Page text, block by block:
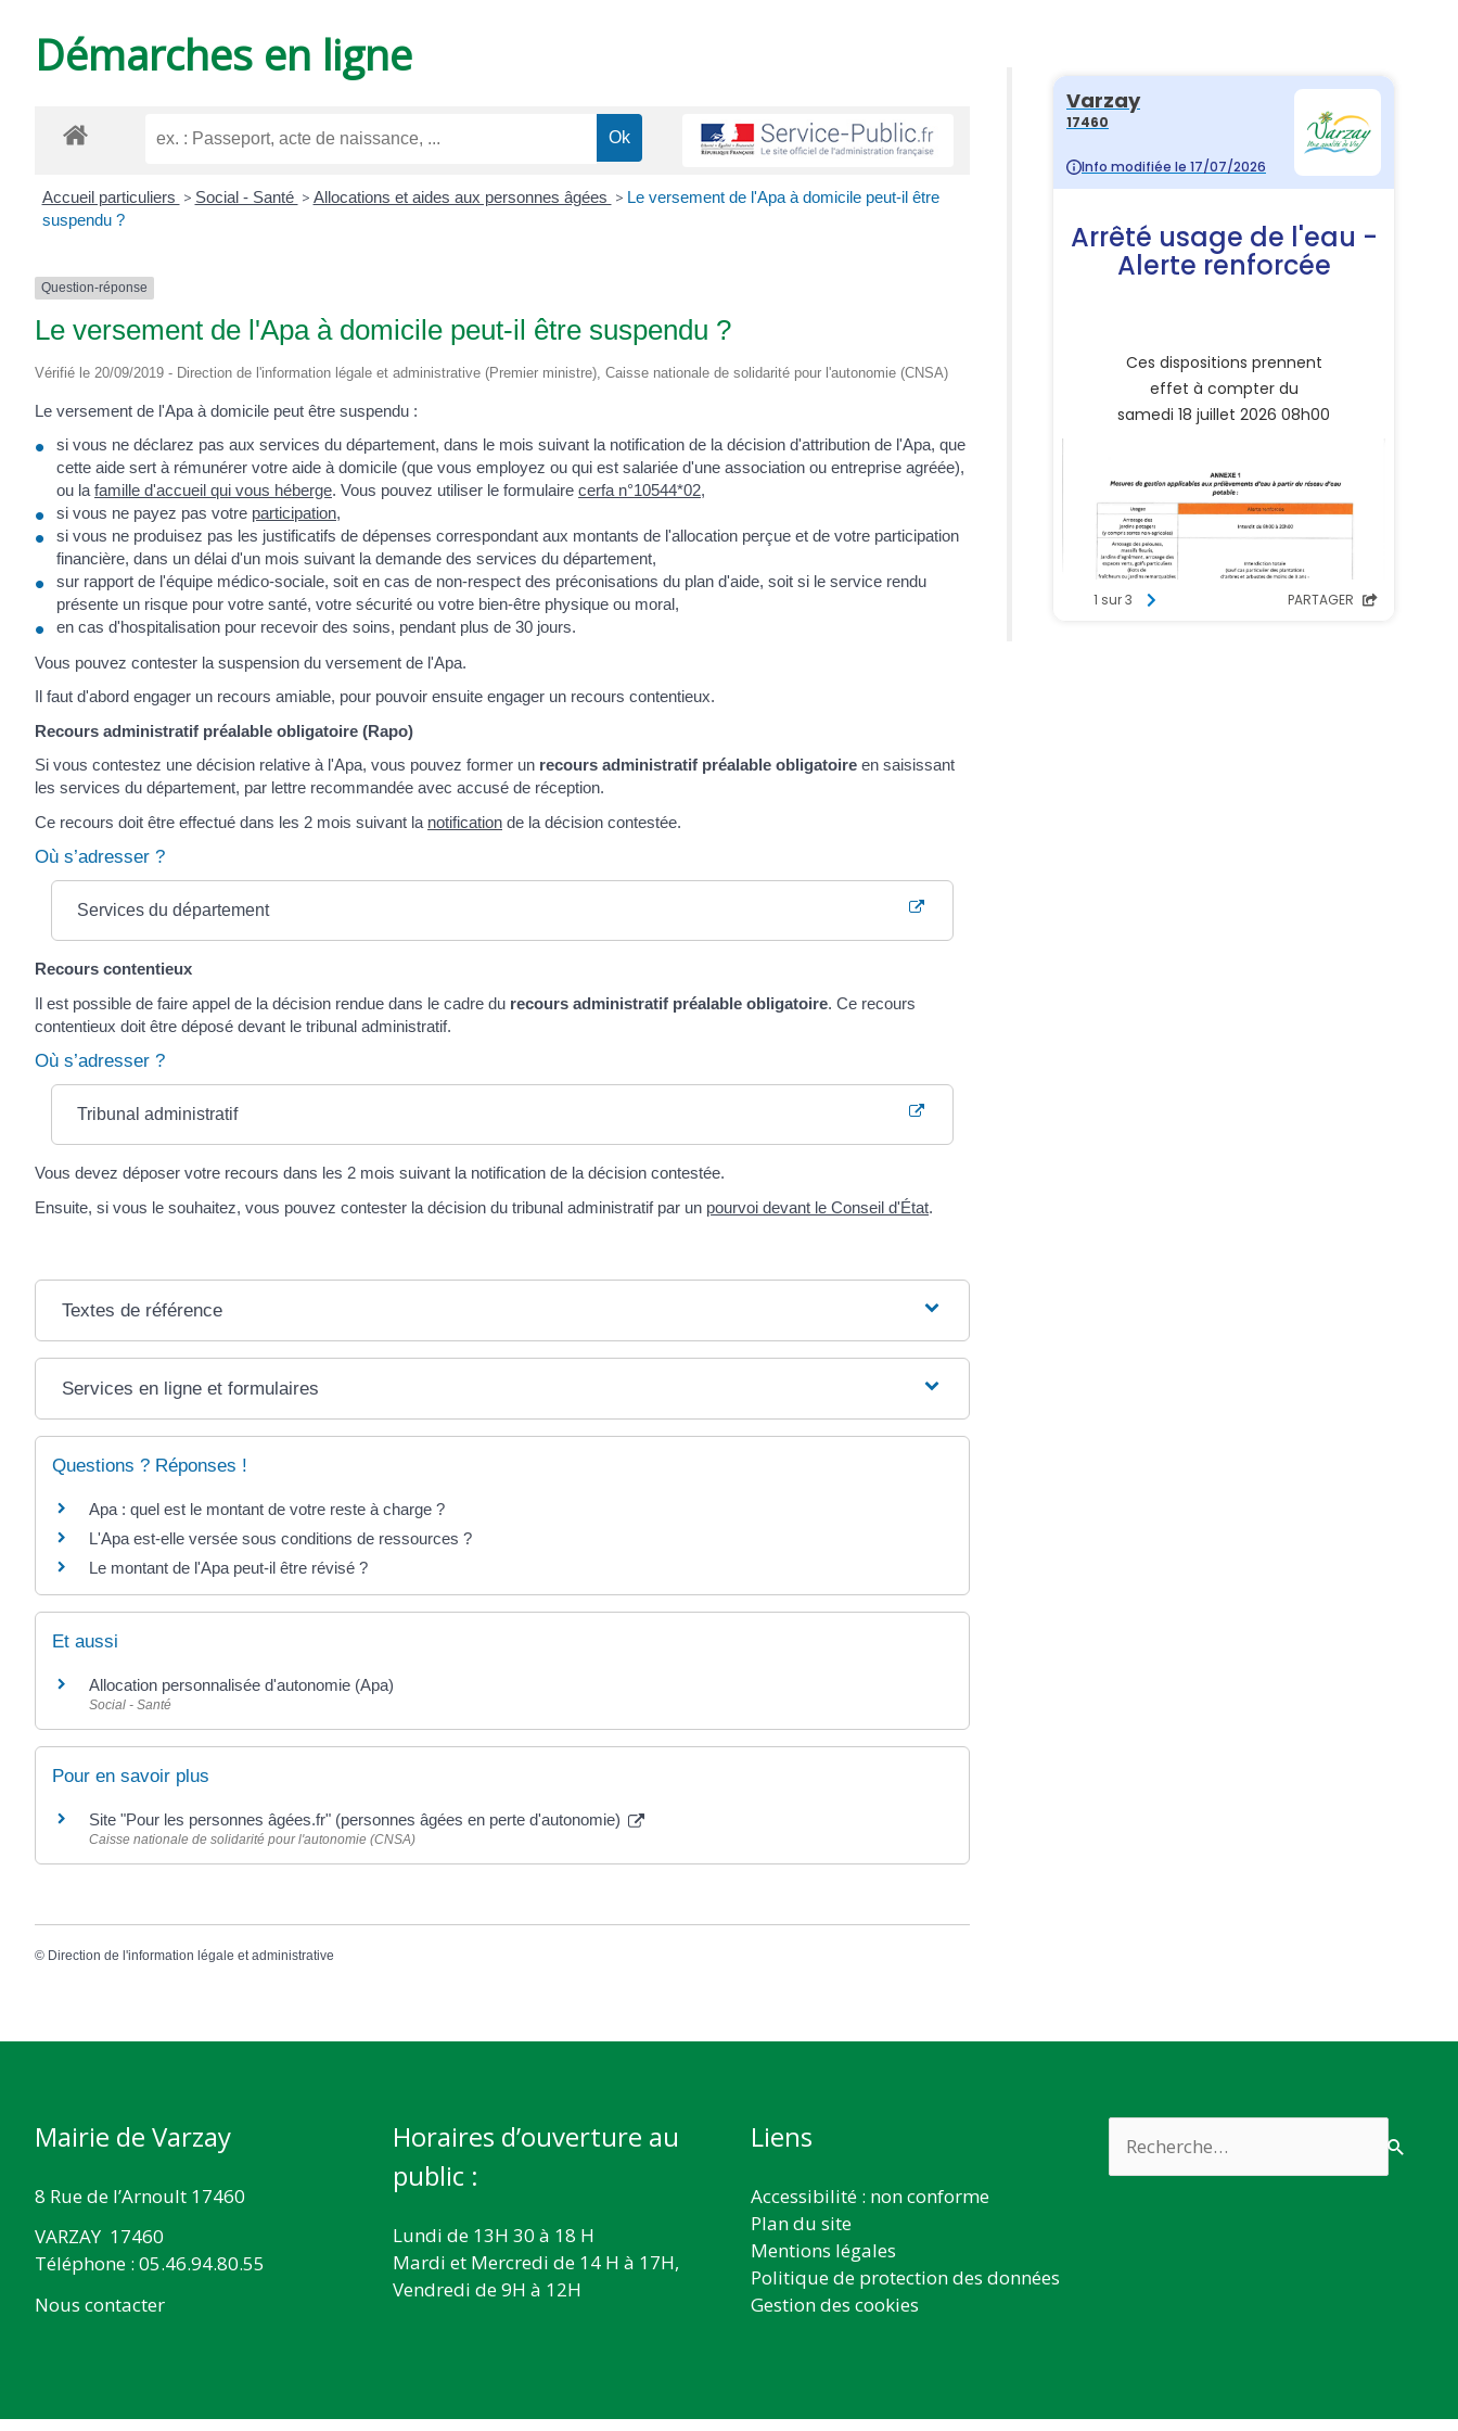
VARZAY
Démarches en ligne
Accueil particuliers > Social - Santé > Allocations et aides aux personnes âgées > Le versement de l'Apa à domicile peut-il être
suspendu ?
Question-réponse
Le versement de l'Apa à domicile peut-il être suspendu ?
Vérifié le 20/09/2019 - Direction de l'information légale et administrative (Premier ministre), Caisse nationale de solidarité pour l'autonomie (CNSA)
Le versement de l'Apa à domicile peut être suspendu :
si vous ne déclarez pas aux services du département, dans le mois suivant la notification de la décision d'attribution de l'Apa, que
cette aide sert à rémunérer votre aide à domicile (que vous employez ou qui est salariée d'une association ou entreprise agréée),
ou la famille d'accueil qui vous héberge. Vous pouvez utiliser le formulaire cerfa n°10544*02,
si vous ne payez pas votre participation,
si vous ne produisez pas les justificatifs de dépenses correspondant aux montants de l'allocation perçue et de votre participation
financière, dans un délai d'un mois suivant la demande des services du département,
sur rapport de l'équipe médico-sociale, soit en cas de non-respect des préconisations du plan d'aide, soit si le service rendu
présente un risque pour votre santé, votre sécurité ou votre bien-être physique ou moral,
en cas d'hospitalisation pour recevoir des soins, pendant plus de 30 jours.
Vous pouvez contester la suspension du versement de l'Apa.
Il faut d'abord engager un recours amiable, pour pouvoir ensuite engager un recours contentieux.
Recours administratif préalable obligatoire (Rapo)
Si vous contestez une décision relative à l'Apa, vous pouvez former un recours administratif préalable obligatoire en saisissant
les services du département, par lettre recommandée avec accusé de réception.
Ce recours doit être effectué dans les 2 mois suivant la notification de la décision contestée.
Où s’adresser ?
Services du département
Recours contentieux
Il est possible de faire appel de la décision rendue dans le cadre du recours administratif préalable obligatoire. Ce recours
contentieux doit être déposé devant le tribunal administratif.
Où s’adresser ?
Tribunal administratif
Vous devez déposer votre recours dans les 2 mois suivant la notification de la décision contestée.
Ensuite, si vous le souhaitez, vous pouvez contester la décision du tribunal administratif par un pourvoi devant le Conseil d'État.
Textes de référence
Services en ligne et formulaires
Questions ? Réponses !
Apa : quel est le montant de votre reste à charge ?
L'Apa est-elle versée sous conditions de ressources ?
Le montant de l'Apa peut-il être révisé ?
Et aussi
Allocation personnalisée d'autonomie (Apa)
Social - Santé
Pour en savoir plus
Site "Pour les personnes âgées.fr" (personnes âgées en perte d'autonomie)
Caisse nationale de solidarité pour l'autonomie (CNSA)
© Direction de l'information légale et administrative
Mairie de Varzay
8 Rue de l’Arnoult 17460
VARZAY 17460
Téléphone : 05.46.94.80.55
Nous contacter
Horaires d’ouverture au
public :
Lundi de 13H 30 à 18 H
Mardi et Mercredi de 14 H à 17H,
Vendredi de 9H à 12H
Liens
Accessibilité : non conforme
Plan du site
Mentions légales
Politique de protection des données
Gestion des cookies